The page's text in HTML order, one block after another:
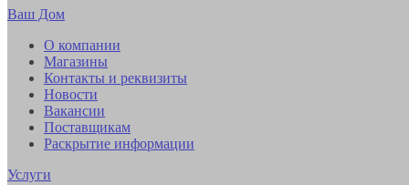
Ваш Дом
О компании
Магазины
Контакты и реквизиты
Новости
Вакансии
Поставщикам
Раскрытие информации
Услуги